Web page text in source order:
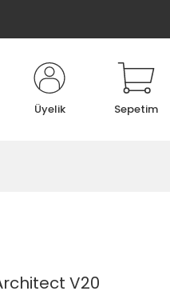
Üyelik Sepetim
V20